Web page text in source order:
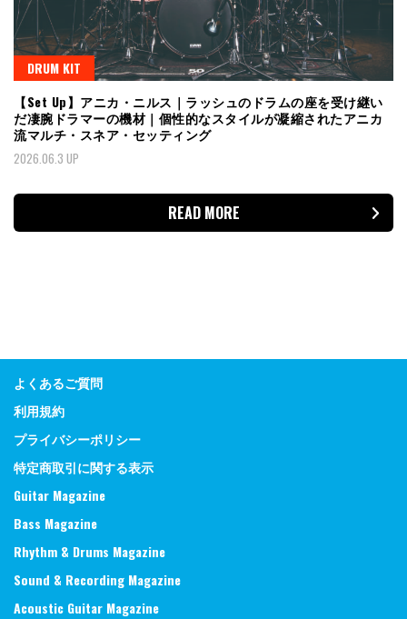
DRUM KIT
【Set Up】アニカ・ニルス｜ラッシュのドラムの座を受け継い
だ凄腕ドラマーの機材｜個性的なスタイルが凝縮されたアニカ
流マルチ・スネア・セッティング
2026.06.3 UP
READ MORE
よくあるご質問
利用規約
プライバシーポリシー
特定商取引に関する表示
Guitar Magazine
Bass Magazine
Rhythm & Drums Magazine
Sound & Recording Magazine
Acoustic Guitar Magazine